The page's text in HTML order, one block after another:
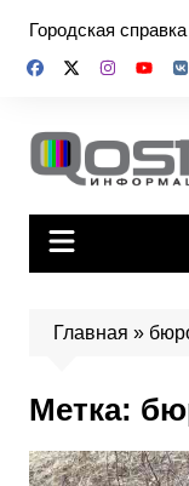
содержимому
Городская справка
Главная »
Метка: